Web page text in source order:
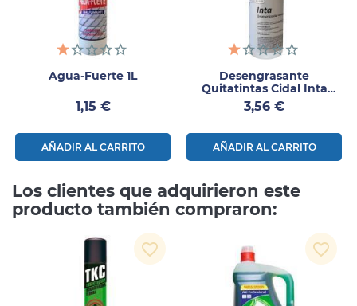
Agua-Fuerte 1L
Precio
1,15 €
AÑADIR AL CARRITO
Desengrasante
Quitatintas Cidal Inta
750ml
Precio
3,56 €
AÑADIR AL CARRITO
Los clientes que adquirieron este
producto también compraron:
favorite_border favorite_border